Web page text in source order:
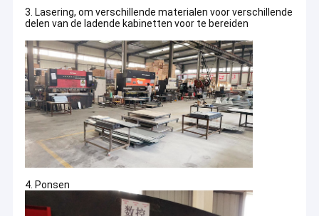
3. Lasering, om verschillende materialen voor verschillende
delen van de ladende kabinetten voor te bereiden
4. Ponsen